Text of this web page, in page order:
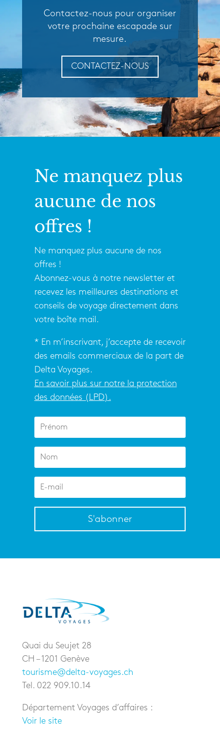
Contactez-nous pour organiser
votre prochaine escapade sur
mesure.
CONTACTEZ-NOUS
Ne manquez plus
aucune de nos
offres !
Ne manquez plus aucune de nos
offres !
Abonnez-vous à notre newsletter et
recevez les meilleures destinations et
conseils de voyage directement dans
votre boîte mail.
* En m’inscrivant, j’accepte de recevoir
des emails commerciaux de la part de
Delta Voyages.
En savoir plus sur notre la protection
des données (LPD).
S'abonner
Quai du Seujet 28
CH – 1201 Genève
tourisme@delta-voyages.ch
Tel. 022 909.10.14
Département Voyages d’affaires :
Voir le site